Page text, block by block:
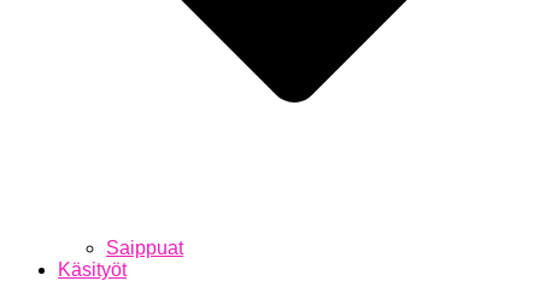
Saippuat
Käsityöt